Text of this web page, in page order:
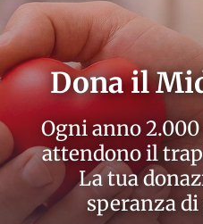
Dona il
Ogni anno
attendono il
La tua
speranza